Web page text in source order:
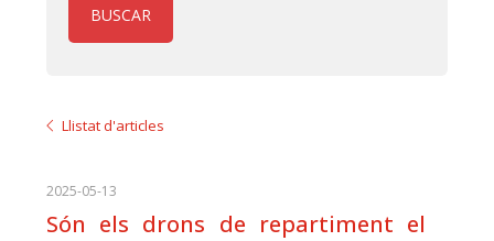
Llistat d'articles
2025-05-13
Són els drons de repartiment el
BUSCAR